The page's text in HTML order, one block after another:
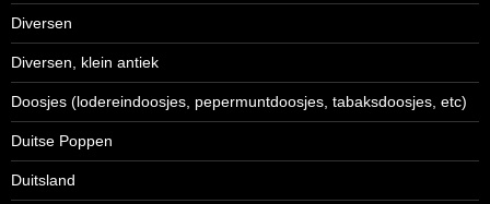
Diversen
Diversen, klein antiek
Doosjes (lodereindoosjes, pepermuntdoosjes, tabaksdoosjes, etc)
Duitse Poppen
Duitsland